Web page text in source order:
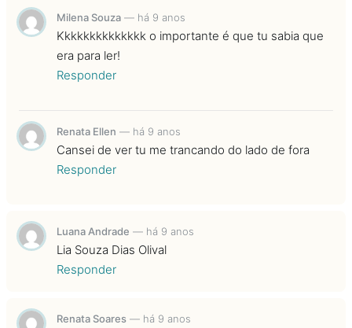
Milena Souza — há 9 anos
Kkkkkkkkkkkkkk o importante é que tu sabia que
era para ler!
Responder
Renata Ellen — há 9 anos
Cansei de ver tu me trancando do lado de fora
Responder
Luana Andrade — há 9 anos
Lia Souza Dias Olival
Responder
Renata Soares — há 9 anos